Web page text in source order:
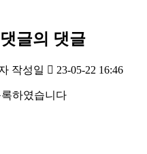
글의 댓글
작성일 23-05-22 16:46
하였습니다